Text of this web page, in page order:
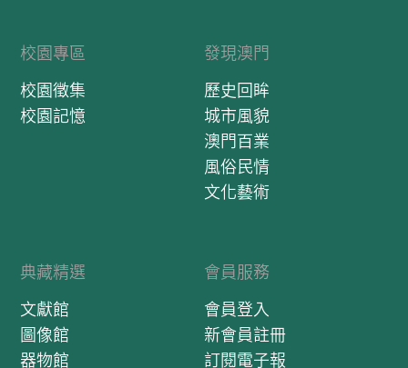
校園專區
校園徵集
校園記憶
發現澳門
歷史回眸
城市風貌
澳門百業
風俗民情
文化藝術
典藏精選
文獻館
圖像館
器物館
會員服務
會員登入
新會員註冊
訂閱電子報